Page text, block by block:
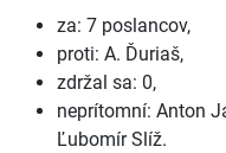
za: 7 poslancov,
proti: A. Ďuriaš,
zdržal sa: 0,
neprítomní: Anton
Ľubomír Slíž.